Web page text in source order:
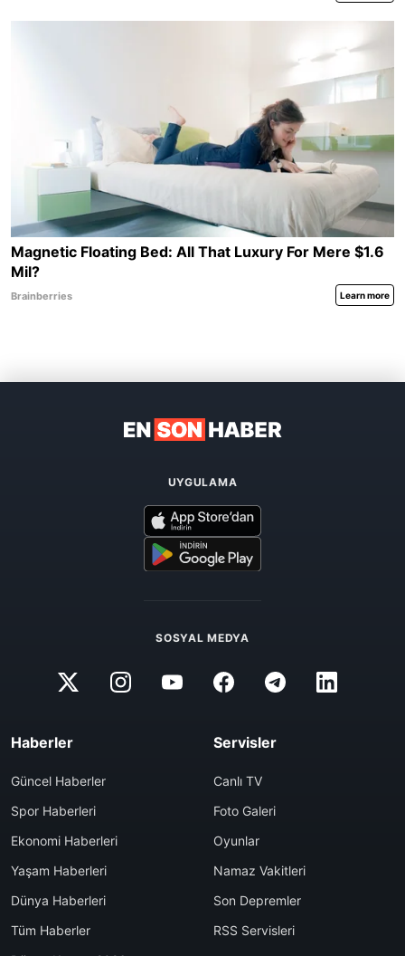
UYGULAMA
SOSYAL MEDYA
Haberler
Güncel Haberler
Spor Haberleri
Ekonomi Haberleri
Yaşam Haberleri
Dünya Haberleri
Tüm Haberler
Servisler
Canlı TV
Foto Galeri
Oyunlar
Namaz Vakitleri
Son Depremler
RSS Servisleri